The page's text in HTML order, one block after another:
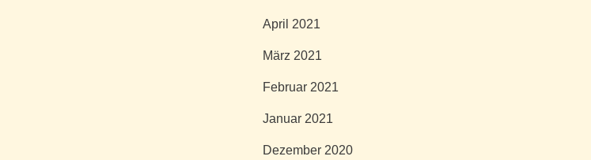
April 2021
März 2021
Februar 2021
Januar 2021
Dezember 2020